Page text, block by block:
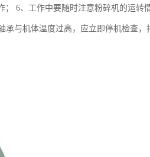
； 6、工作中要随时注意粉碎机的运
与机体温度过高，应立即停机检查，